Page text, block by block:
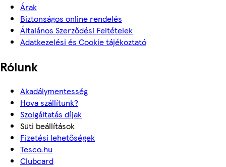
Árak
Biztonságos online rendelés
Általános Szerződési Feltételek
Adatkezelési és Cookie tájékoztató
Rólunk
Akadálymentesség
Hova szállítunk?
Szolgáltatás díjak
Süti beállítások
Fizetési lehetőségek
Tesco.hu
Clubcard